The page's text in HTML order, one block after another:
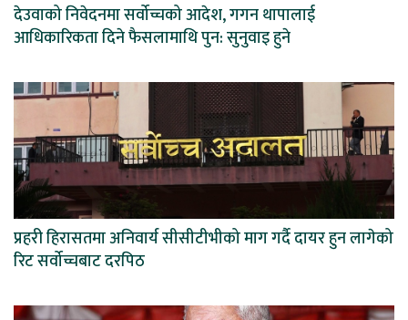
देउवाको निवेदनमा सर्वोच्चको आदेश, गगन थापालाई
आधिकारिकता दिने फैसलामाथि पुन: सुनुवाइ हुने
प्रहरी हिरासतमा अनिवार्य सीसीटीभीको माग गर्दै दायर हुन लागेको
रिट सर्वोच्चबाट दरपिठ